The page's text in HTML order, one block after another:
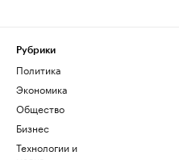
Рубрики
Политика
Экономика
Общество
Бизнес
Технологии и